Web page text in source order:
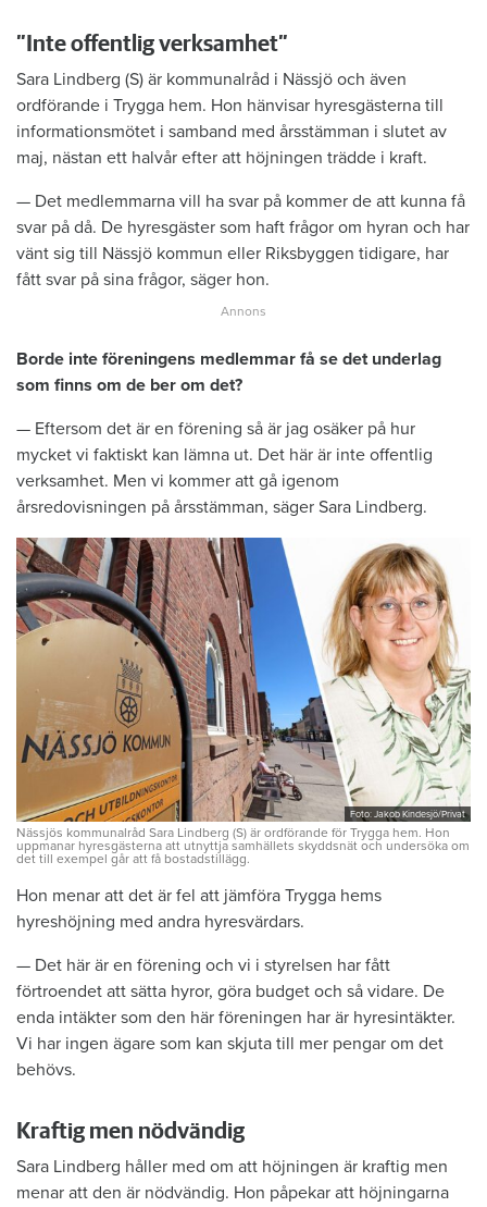
”Inte offentlig verksamhet”
Sara Lindberg (S) är kommunalråd i Nässjö och även
ordförande i Trygga hem. Hon hänvisar hyresgästerna till
informationsmötet i samband med årsstämman i slutet av
maj, nästan ett halvår efter att höjningen trädde i kraft.
— Det medlemmarna vill ha svar på kommer de att kunna få
svar på då. De hyresgäster som haft frågor om hyran och har
vänt sig till Nässjö kommun eller Riksbyggen tidigare, har
fått svar på sina frågor, säger hon.
Borde inte föreningens medlemmar få se det underlag
som finns om de ber om det?
— Eftersom det är en förening så är jag osäker på hur
mycket vi faktiskt kan lämna ut. Det här är inte offentlig
verksamhet. Men vi kommer att gå igenom
årsredovisningen på årsstämman, säger Sara Lindberg.
Foto: Jakob Kindesjö/Privat
Nässjös kommunalråd Sara Lindberg (S) är ordförande för Trygga hem. Hon
uppmanar hyresgästerna att utnyttja samhällets skyddsnät och undersöka om
det till exempel går att få bostadstillägg.
Hon menar att det är fel att jämföra Trygga hems
hyreshöjning med andra hyresvärdars.
— Det här är en förening och vi i styrelsen har fått
förtroendet att sätta hyror, göra budget och så vidare. De
enda intäkter som den här föreningen har är hyresintäkter.
Vi har ingen ägare som kan skjuta till mer pengar om det
behövs.
Kraftig men nödvändig
Sara Lindberg håller med om att höjningen är kraftig men
menar att den är nödvändig. Hon påpekar att höjningarna